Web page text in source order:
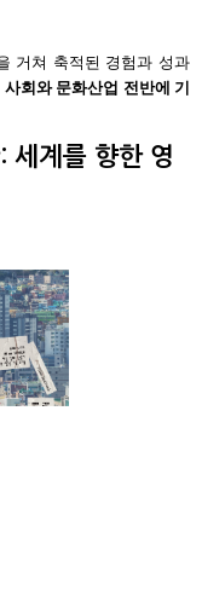
거쳐 축적된 경험과 성과
회와 문화산업 전반에 기
세계를 향한 영